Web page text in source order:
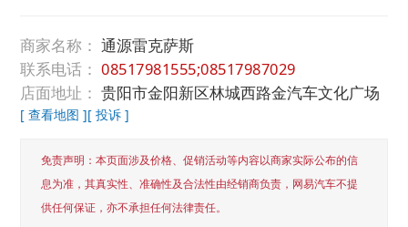
商家名称： 通源雷克萨斯
联系电话： 08517981555;08517987029
店面地址： 贵阳市金阳新区林城西路金汽车文化广场
[ 查看地图 ][ 投诉 ]
免责声明：本页面涉及价格、促销活动等内容以商家实际公布的信
息为准，其真实性、准确性及合法性由经销商负责，网易汽车不提
供任何保证，亦不承担任何法律责任。